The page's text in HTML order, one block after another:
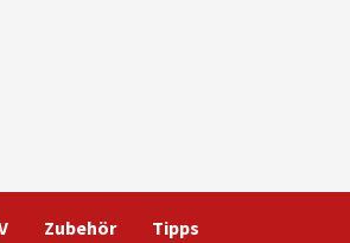
Zubehör Tipps